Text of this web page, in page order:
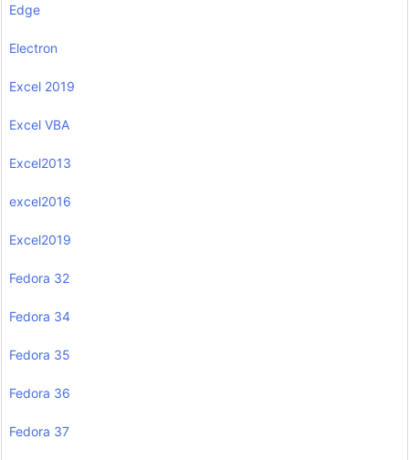
Edge
Electron
Excel 2019
Excel VBA
Excel2013
excel2016
Excel2019
Fedora 32
Fedora 34
Fedora 35
Fedora 36
Fedora 37